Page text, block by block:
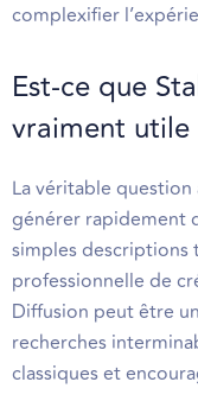
complexifier
Est-ce que
vraiment
La véritable question
générer rapidement
simples descriptions
professionnelle de
Diffusion peut être
recherches
classiques et